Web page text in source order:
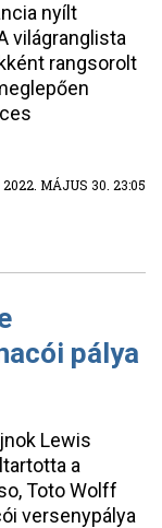
nyílt
világranglista
rangsorolt
2022. MÁJUS 30. 23:05
pálya
Lewis
a
Toto Wolff
versenypálya